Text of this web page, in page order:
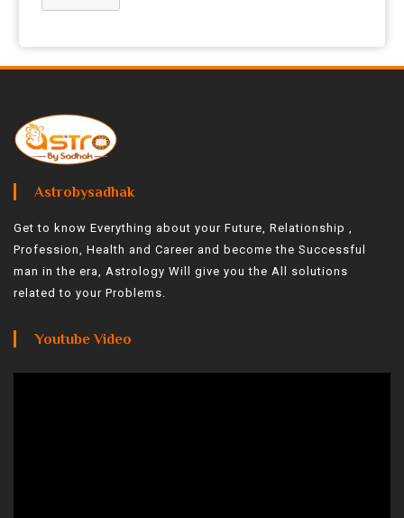
Astrobysadhak
Get to know Everything about your Future, Relationship ,
Profession, Health and Career and become the Successful
man in the era, Astrology Will give you the All solutions
related to your Problems.
Youtube Video